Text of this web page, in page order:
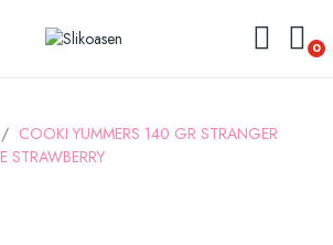
0
COOKI YUMMERS 140 GR STRANGER